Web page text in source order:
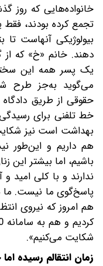
خانواده‌هایی که روز
تجمع کرده بودند،
بیولوژیکی آنهاست تا
دهند. خانم «خ» که از
یک پسر همه این
می‌گوید به‌جز طرح
خط تلفنی برای
بهداشت است نیز
هم داریم و این‌طور
باشیم، اما بیشتر این
ندارند و با کلی امید
پاسخ‌گوی ما نیست. ما
هم امروز که نیروی
شکایت می‌کنیم».
زمان انتقالم رسیده